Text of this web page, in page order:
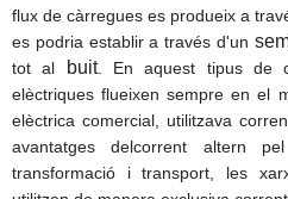
flux de càrregues es produeix a
es podria establir a través d'un
tot al
buit. En aquest tipus de
elèctriques flueixen sempre en el
elèctrica comercial,
utilitzava
avantatges delcorrent altern
transformació i transport, les